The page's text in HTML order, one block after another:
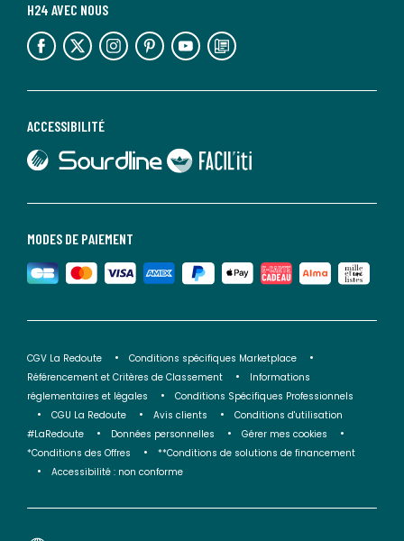
MODES DE PAIEMENT
ACCESSIBILITÉ
lien vers Sourdline
lien vers Faciliti
H24 AVEC NOUS
lien vers l'espace réseaux sociaux lien vers l'espace réseaux sociaux lien vers l'espace réseaux sociaux lien vers l'espace réseaux sociaux lien vers l'espace réseaux sociaux lien vers le blog la redoute
CGV La Redoute
Conditions spécifiques Marketplace
Référencement et Critères de Classement
Informations
réglementaires et légales
Conditions Spécifiques Professionnels
CGU La Redoute
Avis clients
Conditions d'utilisation
#LaRedoute
Données personnelles
Gérer mes cookies
*Conditions des Offres
**Conditions de solutions de financement
Accessibilité : non conforme